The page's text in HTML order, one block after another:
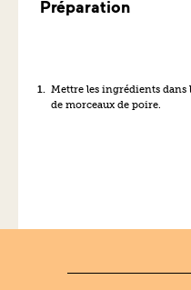
Préparation
Mettre les ingrédients dans
de morceaux de poire.